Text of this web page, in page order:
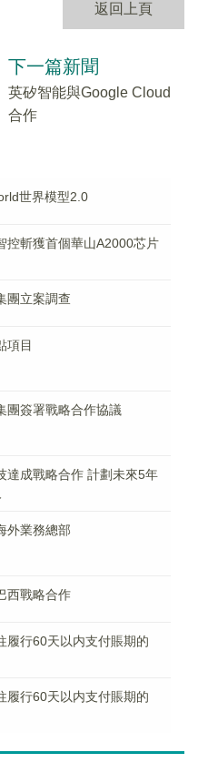
返回上頁
下一篇新聞
英矽智能與Google Cloud
合作
世界模型2.0
控斬獲首個華山A2000芯片
團立案調查
項目
團簽署戰略合作協議
達成戰略合作 計劃未來5年
外業務總部
西戰略合作
履行60天以内支付賬期的
履行60天以内支付賬期的